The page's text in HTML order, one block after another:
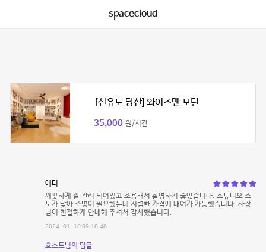
spacecloud
[선유도 당산] 와이즈맨 모던
35,000 원/시간
에디
깨끗하게 잘 관리 되어있고 조용해서 촬영하기 좋았습니다. 스튜디오 조
도가 낮아 조명이 필요했는데 저렴한 가격에 대여가 가능했습니다. 사장
님이 친절하게 안내해 주셔서 감사했습니다.
2024-01-10 09:18:48
호스트님의 답글